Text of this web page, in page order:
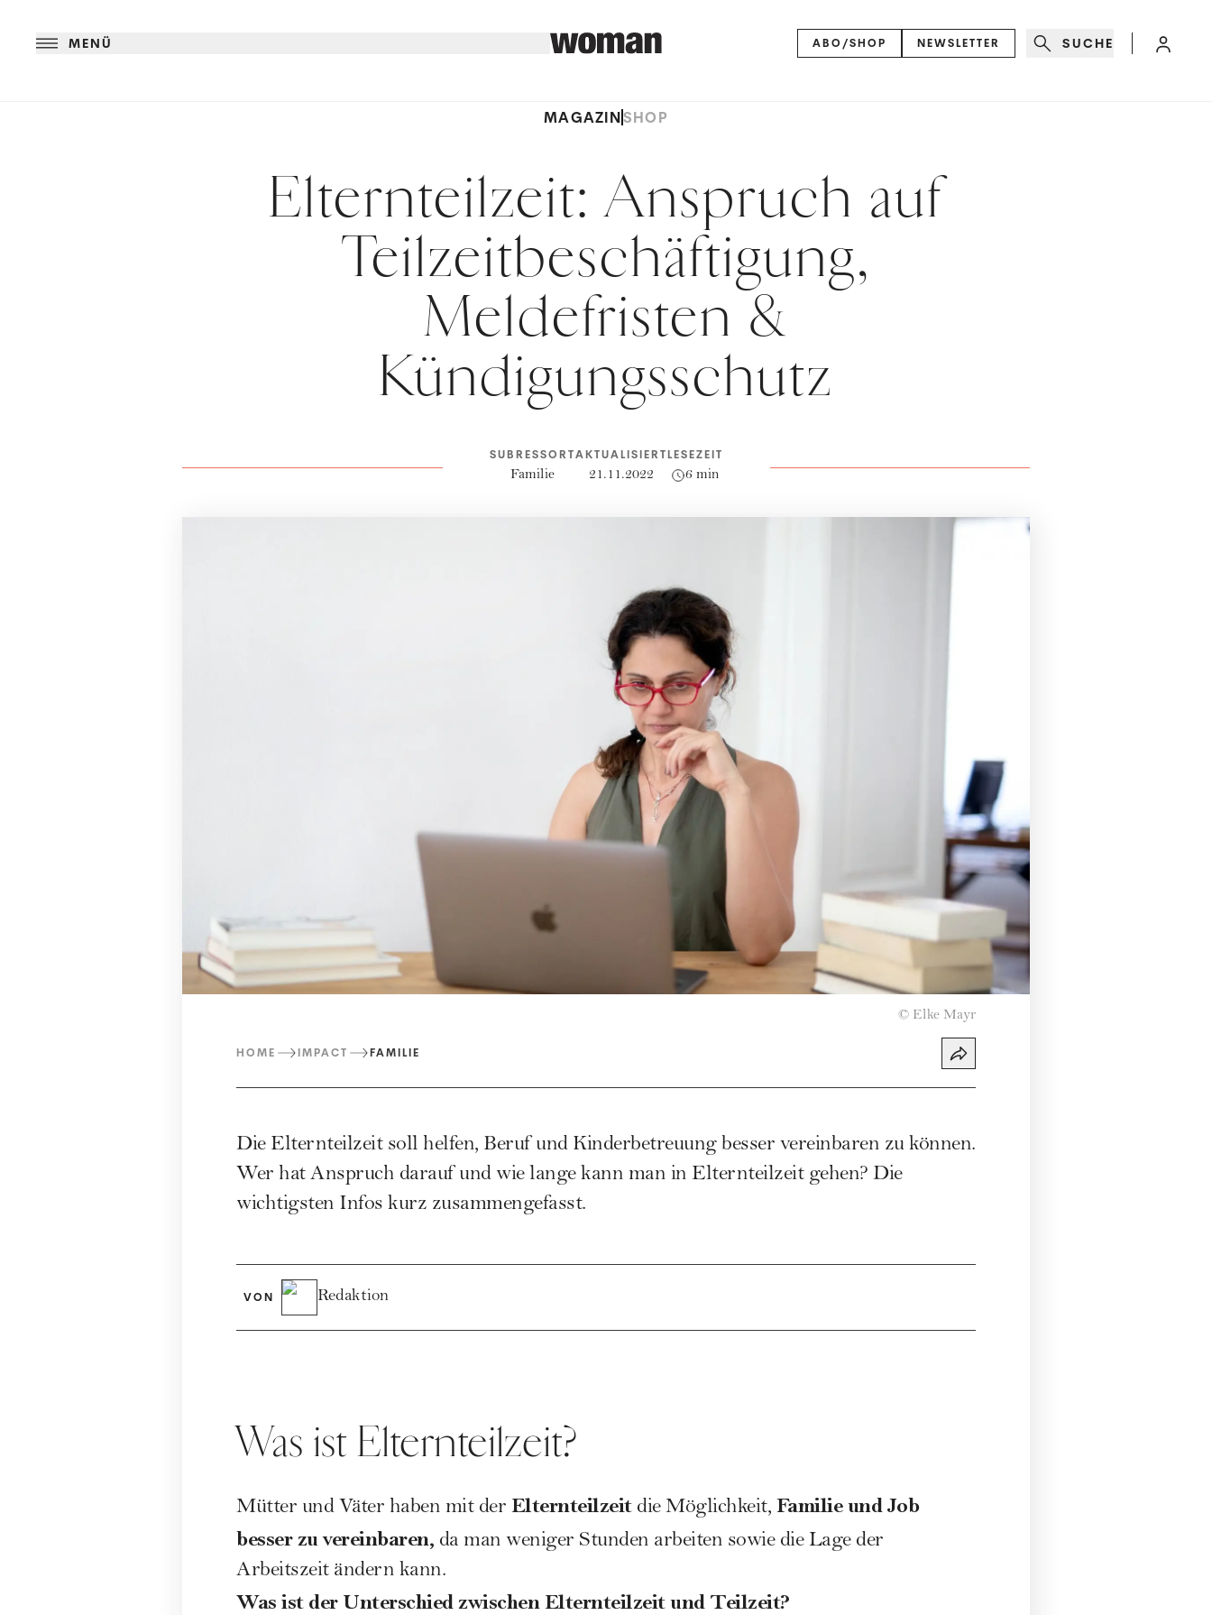
MENÜ ABO/SHOP NEWSLETTER SUCHE
MAGAZINSHOP
Elternteilzeit: Anspruch auf
Teilzeitbeschäftigung,
Meldefristen &
Kündigungsschutz
SUBRESSORT
Familie
AKTUALISIERT
21.11.2022
LESEZEIT
6 min
© Elke Mayr
HOME IMPACT FAMILIE
Die Elternteilzeit soll helfen, Beruf und Kinderbetreuung besser vereinbaren zu können.
Wer hat Anspruch darauf und wie lange kann man in Elternteilzeit gehen? Die
wichtigsten Infos kurz zusammengefasst.
VON Redaktion
Was ist Elternteilzeit?
Mütter und Väter haben mit der Elternteilzeitdie Möglichkeit, Familie und Job
besser zu vereinbaren, da man weniger Stunden arbeiten sowie die Lage der
Arbeitszeit ändern kann.
Was ist der Unterschied zwischen Elternteilzeit und Teilzeit?